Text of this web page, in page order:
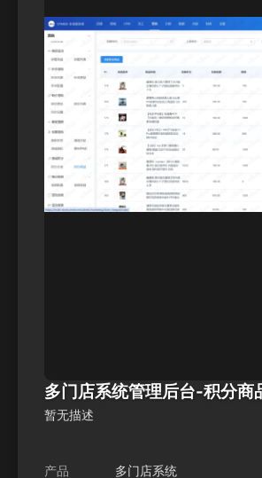
多门店系统管理后台-积分商
暂无描述
产品 多门店系统